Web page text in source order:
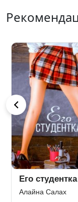
Его студентка
Алайна Салах